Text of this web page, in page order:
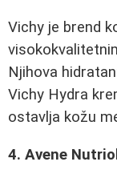
Vichy je brend
Njihova
Vichy Hydra
ostavlja kožu
4. Avene